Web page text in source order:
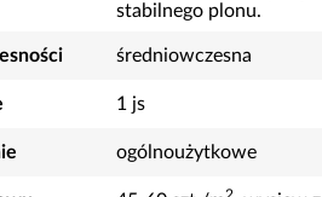
stabilnego plonu.
średniowczesna
1 js
ogólnoużytkowe